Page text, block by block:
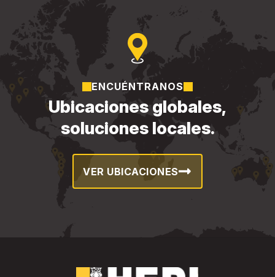
Ubicaciones globales,
soluciones locales.
ENCUÉNTRANOS
VER UBICACIONES